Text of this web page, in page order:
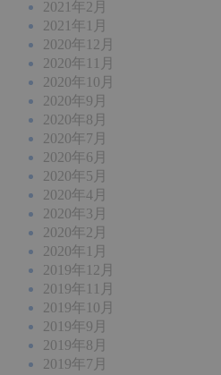
2021年2月
2021年1月
2020年12月
2020年11月
2020年10月
2020年9月
2020年8月
2020年7月
2020年6月
2020年5月
2020年4月
2020年3月
2020年2月
2020年1月
2019年12月
2019年11月
2019年10月
2019年9月
2019年8月
2019年7月